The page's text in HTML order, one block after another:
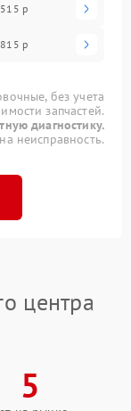
р
р
без учета
запчастей.
диагностику.
неисправность.
центра
5